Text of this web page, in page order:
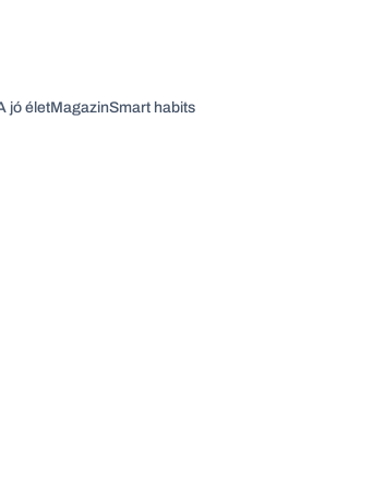
jó életMagazinSmart habits